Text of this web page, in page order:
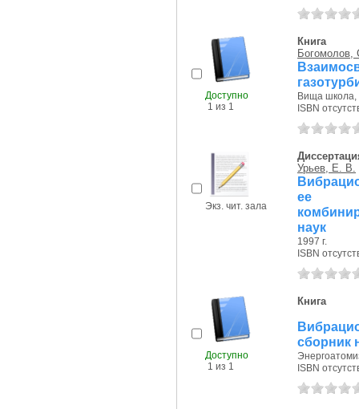
Доступно
1 из 1
Книга
Богомолов,
Вища школа,
ISBN
Экз. чит. зала
Урьев, Е. В.
ее
наук
1997 г.
ISBN
Доступно
1 из 1
Книга
сборник
ISBN